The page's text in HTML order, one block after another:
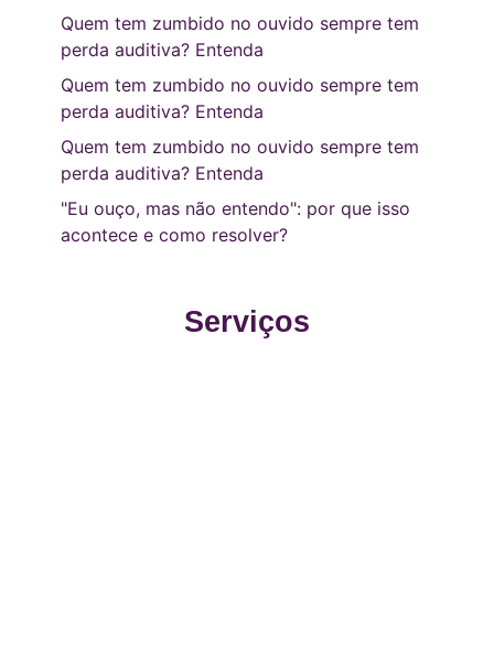
Quem tem zumbido no ouvido sempre tem
perda auditiva? Entenda
Quem tem zumbido no ouvido sempre tem
perda auditiva? Entenda
Quem tem zumbido no ouvido sempre tem
perda auditiva? Entenda
"Eu ouço, mas não entendo": por que isso
acontece e como resolver?
Serviços